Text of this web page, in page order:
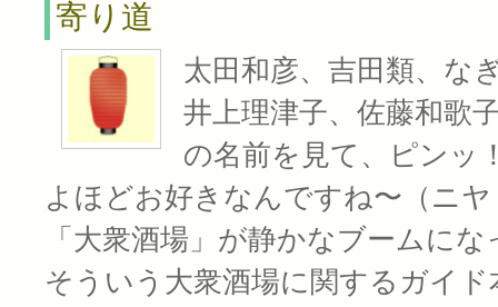
寄り道
太田和彦、吉田類、な
井上理津子、佐藤和歌
の名前を見て、ピンッ
よほどお好きなんですね〜（ニ
「大衆酒場」が静かなブームに
そういう大衆酒場に関するガイ